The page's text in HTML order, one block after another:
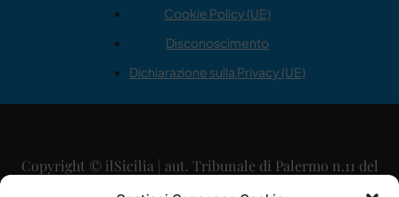
Cookie Policy (UE)
Disconoscimento
Dichiarazione sulla Privacy (UE)
Copyright © ilSicilia | aut. Tribunale di Palermo n.11 del
29/09/2015